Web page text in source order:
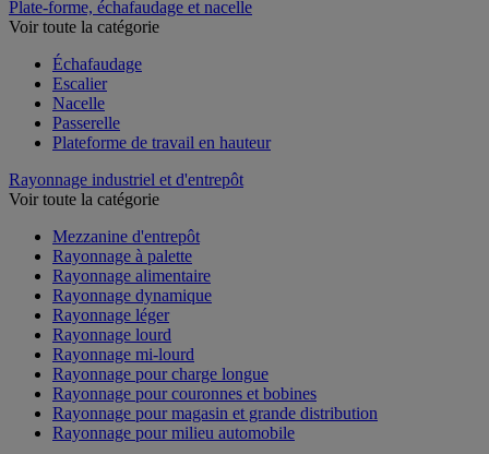
Plate-forme, échafaudage et nacelle
Voir toute la catégorie
Échafaudage
Escalier
Nacelle
Passerelle
Plateforme de travail en hauteur
Rayonnage industriel et d'entrepôt
Voir toute la catégorie
Mezzanine d'entrepôt
Rayonnage à palette
Rayonnage alimentaire
Rayonnage dynamique
Rayonnage léger
Rayonnage lourd
Rayonnage mi-lourd
Rayonnage pour charge longue
Rayonnage pour couronnes et bobines
Rayonnage pour magasin et grande distribution
Rayonnage pour milieu automobile